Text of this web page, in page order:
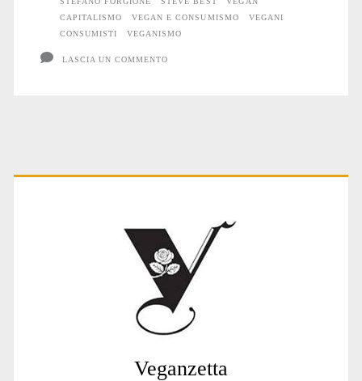
CAPITALISMO
VEGAN E CONSUMISMO
VEGANI
CONSUMISTI
VEGANISMO
LASCIA UN COMMENTO
Primary
Veganzetta